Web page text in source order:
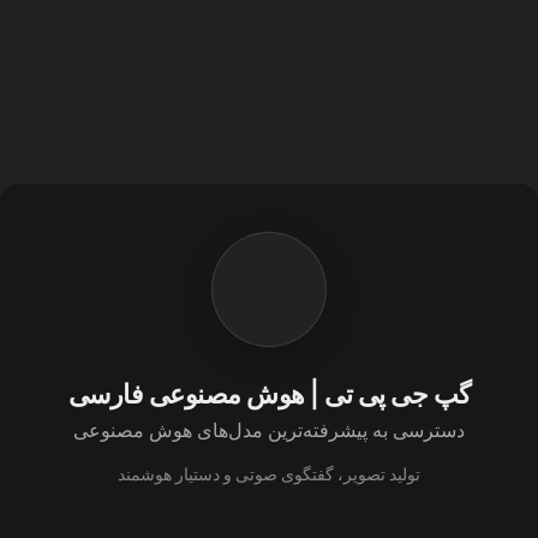
گپ جی پی تی | هوش مصنوعی فارسی
دسترسی به پیشرفته‌ترین مدل‌های هوش مصنوعی
تولید تصویر، گفتگوی صوتی و دستیار هوشمند